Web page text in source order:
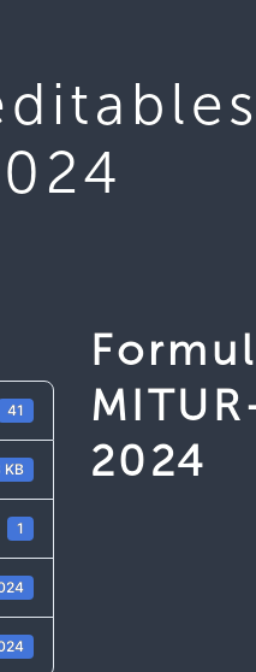
41
1
2024